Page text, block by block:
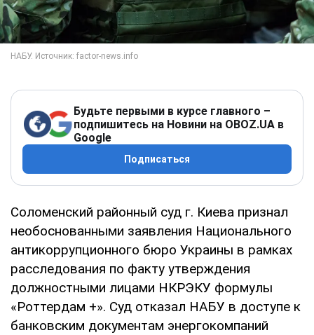
Будьте первыми в курсе главного –
подпишитесь на Новини на OBOZ.UA в
Google
Подписаться
Соломенский районный суд г. Киева признал
необоснованными заявления Национального
антикоррупционного бюро Украины в рамках
расследования по факту утверждения
должностными лицами НКРЭКУ формулы
«Роттердам +». Суд отказал НАБУ в доступе к
банковским документам энергокомпаний